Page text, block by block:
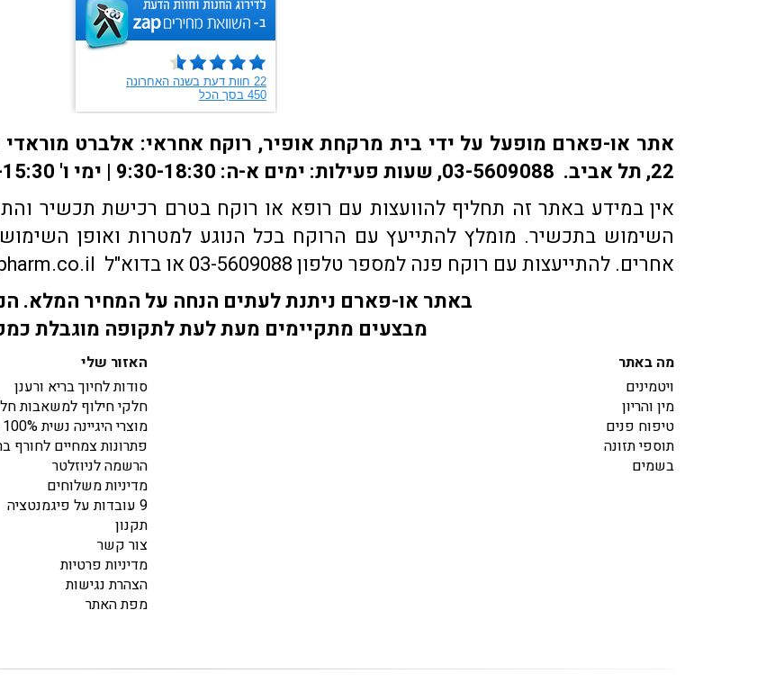
22, תל אביב. 03-5609088, שעות פעילות: ימים א-ה: 9:30-18:30 | ימי ו' 9:30-15:30 | שבת: סגור
אין במידע באתר זה תחליף להוועצות עם רופא או רוקח בטרם רכישת תכשיר
השימוש בתכשיר. מומלץ להתייעץ עם הרוקח בכל הנוגע למטרות ואופן
אחרים. להתייעצות עם רוקח פנה למספר טלפון 03-5609088 או בדוא"ל sales@o-pharm.co.il
באתר או-פארם ניתנת לעתים הנחה על המחיר המלא.
מבצעים מתקיימים מעת לעת לתקופה מוגבלת
האזור שלי
סודות לחיוך בריא ורענן
חלקי חילוף למשאבות
מוצרי היגיינה נשית 100% טבעית
פתרונות צמחיים לחורף
הרשמה לניוזלטר
מדיניות משלוחים
9 עובדות על פיגמנטציה
תקנון
צור קשר
מדיניות פרטיות
הצהרת נגישות
מפת האתר
מה באתר
ויטמינים
מין והריון
טיפוח פנים
תוספי תזונה
בשמים